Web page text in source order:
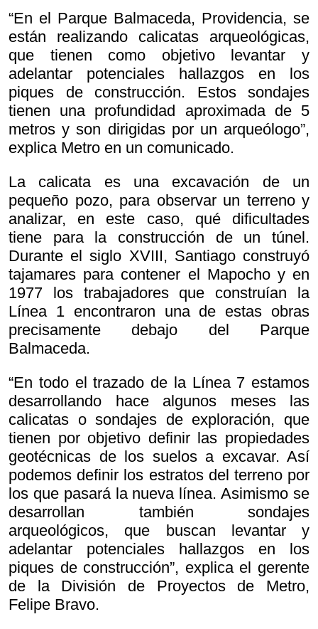
“En el Parque Balmaceda, Providencia, se
están realizando calicatas arqueológicas,
que tienen como objetivo levantar y
adelantar potenciales hallazgos en los
piques de construcción. Estos sondajes
tienen una profundidad aproximada de 5
metros y son dirigidas por un arqueólogo”,
explica Metro en un comunicado.
La calicata es una excavación de un
pequeño pozo, para observar un terreno y
analizar, en este caso, qué dificultades
tiene para la construcción de un túnel.
Durante el siglo XVIII, Santiago construyó
tajamares para contener el Mapocho y en
1977 los trabajadores que construían la
Línea 1 encontraron una de estas obras
precisamente debajo del Parque
Balmaceda.
“En todo el trazado de la Línea 7 estamos
desarrollando hace algunos meses las
calicatas o sondajes de exploración, que
tienen por objetivo definir las propiedades
geotécnicas de los suelos a excavar. Así
podemos definir los estratos del terreno por
los que pasará la nueva línea. Asimismo se
desarrollan también sondajes
arqueológicos, que buscan levantar y
adelantar potenciales hallazgos en los
piques de construcción”, explica el gerente
de la División de Proyectos de Metro,
Felipe Bravo.